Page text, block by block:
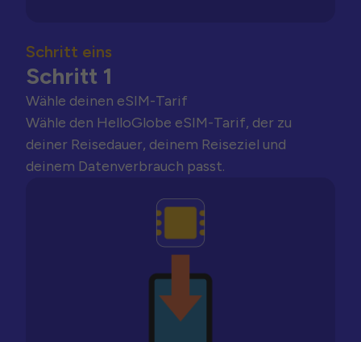
Schritt eins
Schritt 1
Wähle deinen eSIM-Tarif
Wähle den HelloGlobe eSIM-Tarif, der zu
deiner Reisedauer, deinem Reiseziel und
deinem Datenverbrauch passt.